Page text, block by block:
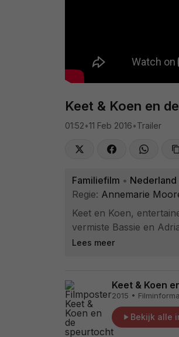
Keet & Koen en
01:52•11 Feb 2016•Trailer
Familiefilm • Nederland
Regie: Annemarie
Keet en Koen,
vermiste Bassie en
Lees meer
Keet & Koen
2015 •
Bekijk alle